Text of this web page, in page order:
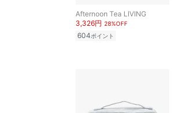
Afternoon Tea LIVING
3,326円 28%OFF
604ポイント